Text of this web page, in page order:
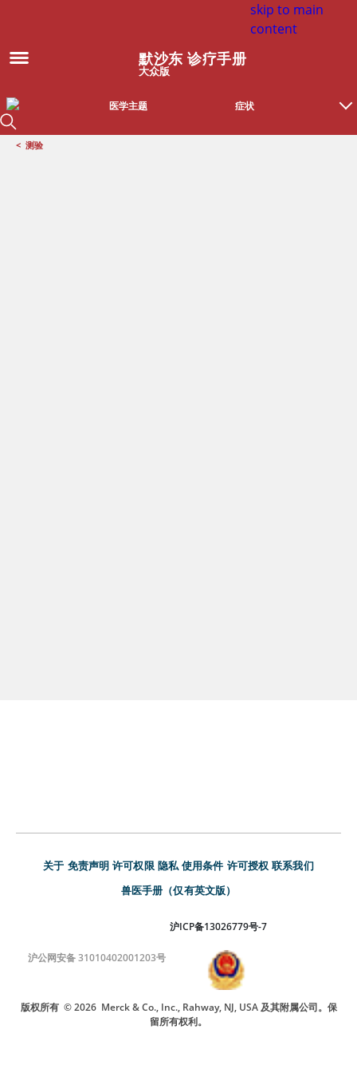
skip to main
content
默沙东 诊疗手册
大众版
医学主题 症状
< 测验
关于 免责声明 许可权限 隐私 使用条件 许可授权 联系我们
兽医手册（仅有英文版）
沪ICP备13026779号-7
沪公网安备 31010402001203号
版权所有 © 2026 Merck & Co., Inc., Rahway, NJ, USA 及其附属公司。保
留所有权利。